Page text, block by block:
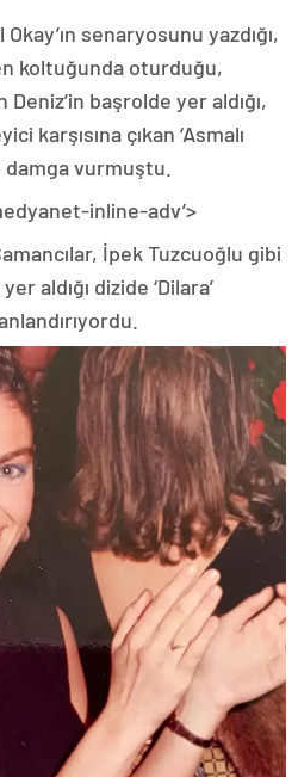
Okay’ın senaryosunu yazdığı,
koltuğunda oturduğu,
başrolde yer aldığı,
karşısına çıkan ‘Asmalı
damga vurmuştu.
inline-adv’>
İpek Tuzcuoğlu gibi
aldığı dizide ‘Dilara’